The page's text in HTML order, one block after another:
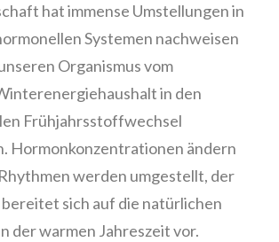
hat immense Umstellungen in
Systemen nachweisen
Organismus vom
in den
Frühjahrsstoffwechsel
Hormonkonzentrationen ändern
werden umgestellt, der
sich auf die natürlichen
der warmen Jahreszeit vor.